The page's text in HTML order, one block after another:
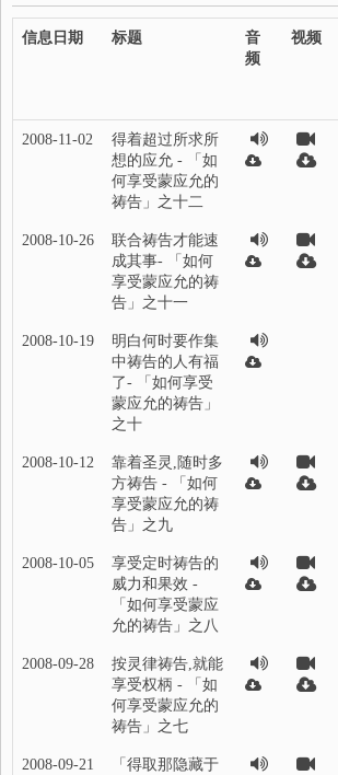
信息日期 标题
音
频
视频
2008-11-02
得着超过所求所
想的应允 - 「如
何享受蒙应允的
祷告」之十二
2008-10-26
联合祷告才能速
成其事- 「如何
享受蒙应允的祷
告」之十一
2008-10-19
明白何时要作集
中祷告的人有福
了- 「如何享受
蒙应允的祷告」
之十
2008-10-12
靠着圣灵,随时多
方祷告 - 「如何
享受蒙应允的祷
告」之九
2008-10-05
享受定时祷告的
威力和果效 -
「如何享受蒙应
允的祷告」之八
2008-09-28
按灵律祷告,就能
享受权柄 - 「如
何享受蒙应允的
祷告」之七
2008-09-21
「得取那隐藏于